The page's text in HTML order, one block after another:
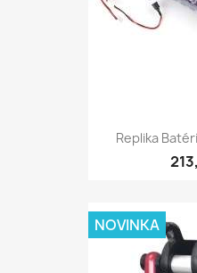
Replika
NOVINKA